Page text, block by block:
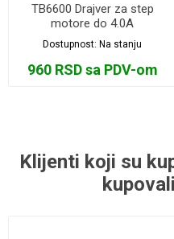
TB6600 Drajver za step
motore do 4.0A
Dostupnost: Na stanju
960 RSD sa PDV-om
Klijenti koji su